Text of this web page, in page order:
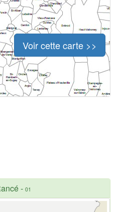
Voir cette carte >>
- 01